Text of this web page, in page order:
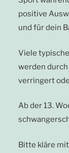
positive
und für dein
Viele
werden
verringert
Ab der 13.
Bitte kläre